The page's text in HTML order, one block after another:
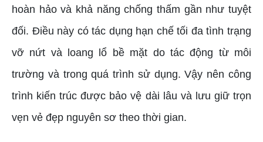
hoàn hảo và khả năng chống thấm gần như tuyệt
đối. Điều này có tác dụng hạn chế tối đa tình trạng
vỡ nứt và loang lổ bề mặt do tác động từ môi
trường và trong quá trình sử dụng. Vậy nên công
trình kiến trúc được bảo vệ dài lâu và lưu giữ trọn
vẹn vẻ đẹp nguyên sơ theo thời gian.